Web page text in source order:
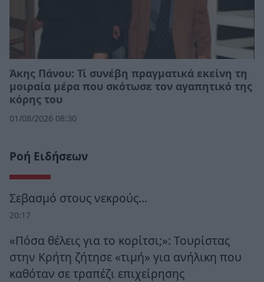
Άκης Πάνου: Τί συνέβη πραγματικά εκείνη τη
μοιραία μέρα που σκότωσε τον αγαπητικό της
κόρης του
01/08/2026 08:30
Ροή Ειδήσεων
Σεβασμό στους νεκρούς…
20:17
«Πόσα θέλεις για το κορίτσι;»: Τουρίστας
στην Κρήτη ζήτησε «τιμή» για ανήλικη που
καθόταν σε τραπέζι επιχείρησης